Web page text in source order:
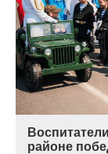
районе